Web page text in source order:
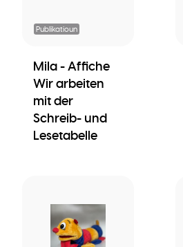
Publikatioun
Mila - Affiche
Wir arbeiten
mit der
Schreib- und
Lesetabelle